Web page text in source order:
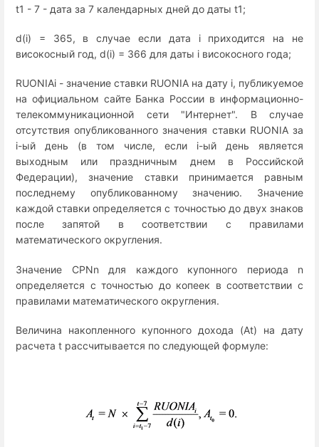
t1 - 7 - дата за 7 календарных дней до даты t1;
d(i) = 365, в случае если дата i приходится на не
високосный год, d(i) = 366 для даты i високосного года;
RUONIAi - значение ставки RUONIA на дату i, публикуемое
на официальном сайте Банка России в информационно-
телекоммуникационной сети "Интернет". В случае
отсутствия опубликованного значения ставки RUONIA за
i-ый день (в том числе, если i-ый день является
выходным или праздничным днем в Российской
Федерации), значение ставки принимается равным
последнему опубликованному значению. Значение
каждой ставки определяется с точностью до двух знаков
после запятой в соответствии с правилами
математического округления.
Значение CPNn для каждого купонного периода n
определяется с точностью до копеек в соответствии с
правилами математического округления.
Величина накопленного купонного дохода (At) на дату
расчета t рассчитывается по следующей формуле: